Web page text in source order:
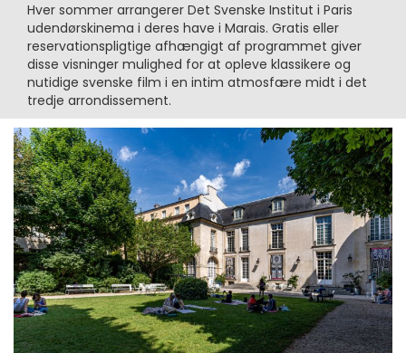
Hver sommer arrangerer Det Svenske Institut i Paris
udendørskinema i deres have i Marais. Gratis eller
reservationspligtige afhængigt af programmet giver
disse visninger mulighed for at opleve klassikere og
nutidige svenske film i en intim atmosfære midt i det
tredje arrondissement.